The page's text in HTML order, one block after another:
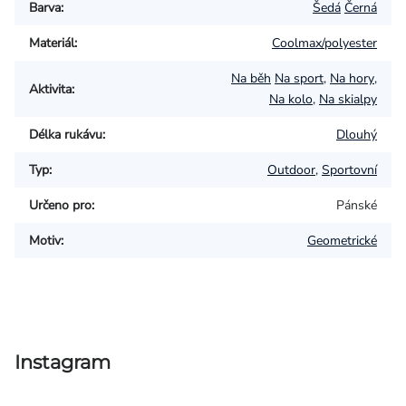
Barva: Šedá Černá
Materiál: Coolmax/polyester
Aktivita:
Na běh Na sport, Na hory,
Na kolo, Na skialpy
Délka rukávu: Dlouhý
Typ: Outdoor, Sportovní
Určeno pro: Pánské
Motiv: Geometrické
Instagram